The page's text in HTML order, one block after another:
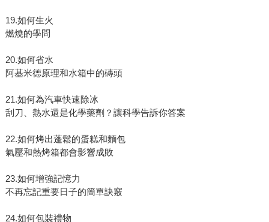
19.如何生火
燃燒的學問
20.如何省水
阿基米德原理和水箱中的磚頭
21.如何為汽車快速除冰
刮刀、熱水還是化學藥劑？讓科學告訴你答案
22.如何烤出蓬鬆的蛋糕和麵包
氣壓和熱烤箱都會影響成敗
23.如何增強記憶力
不再忘記重要日子的簡單訣竅
24.如何包裝禮物